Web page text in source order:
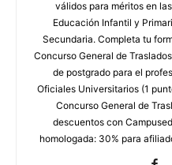
válidos para méritos en
Educación Infantil y
Secundaria. Completa tu
Concurso General de
de postgrado para el
Oficiales Universitarios (1
Concurso General de
descuentos con
homologada: 30% para